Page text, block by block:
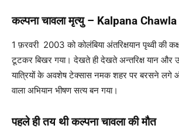
कल्पना चावला मृत्यु – Kalpana
1 फ़रवरी 2003 को कोलंबिया अंतरिक्षयान पृथ्वी की
टूटकर बिखर गया। देखते ही देखते अन्तरिक्ष यान और
यात्रियों के अवशेष टेक्सास नमक शहर पर बरसने लगे
वाला अभियान भीषण सत्य बन गया।
पहले ही तय थी कल्पना चावला की मौत